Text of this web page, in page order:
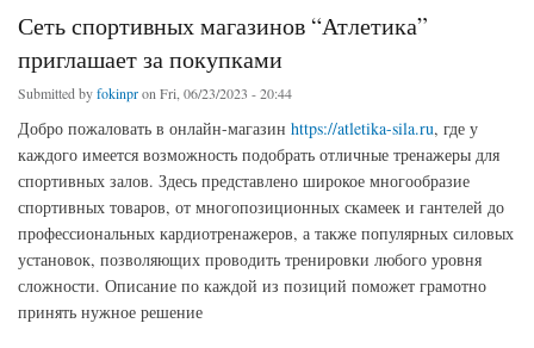
Сеть спортивных магазинов “Атлетика”
приглашает за покупками
Submitted byfokinpron Fri, 06/23/2023 - 20:44
Добро пожаловать в онлайн-магазин https://atletika-sila.ru, где у
каждого имеется возможность подобрать отличные тренажеры для
спортивных залов. Здесь представлено широкое многообразие
спортивных товаров, от многопозиционных скамеек и гантелей до
профессиональных кардиотренажеров, а также популярных силовых
установок, позволяющих проводить тренировки любого уровня
сложности. Описание по каждой из позиций поможет грамотно
принять нужное решение